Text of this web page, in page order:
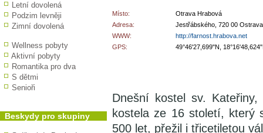
Letní dovolená
Podzim levněji
Zimní dovolená
Wellness pobyty
Aktivní pobyty
Romantika pro dva
S dětmi
Senioři
Beskydy pro skupiny
Místo:
Otrava Hrabová
Adresa:
Jestřábského, 720 00
WWW:
http://farnost.hrabova.net
GPS:
49°46'27,699"N,
Dnešní kostel sv.
kostela ze 16 století, který
500 let, přežil i třicetiletou